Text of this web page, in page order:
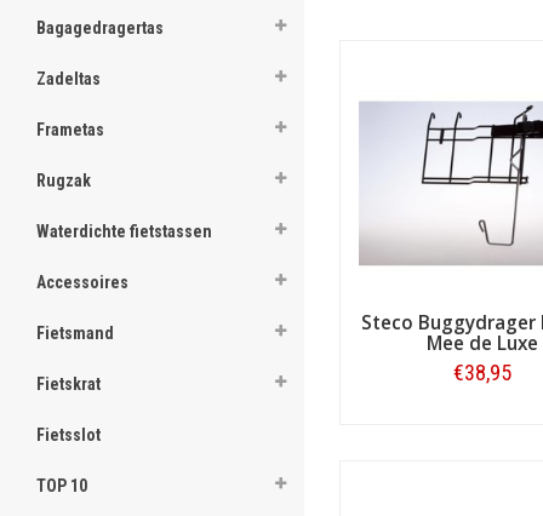
Bagagedragertas
Zadeltas
Frametas
Rugzak
Waterdichte fietstassen
Accessoires
Fietsmand
Fietskrat
Fietsslot
TOP 10
Steco Buggydrager
Mee de Luxe
€38,95